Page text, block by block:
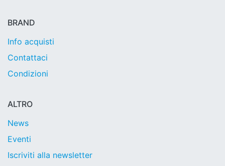
BRAND
Info acquisti
Contattaci
Condizioni
ALTRO
News
Eventi
Iscriviti alla newsletter